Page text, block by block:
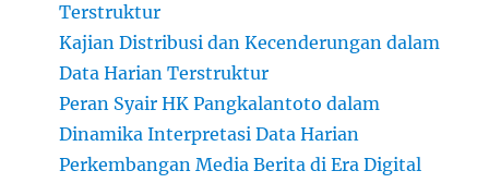
Terstruktur
Kajian Distribusi dan Kecenderungan dalam
Data Harian Terstruktur
Peran Syair HK Pangkalantoto dalam
Dinamika Interpretasi Data Harian
Perkembangan Media Berita di Era Digital